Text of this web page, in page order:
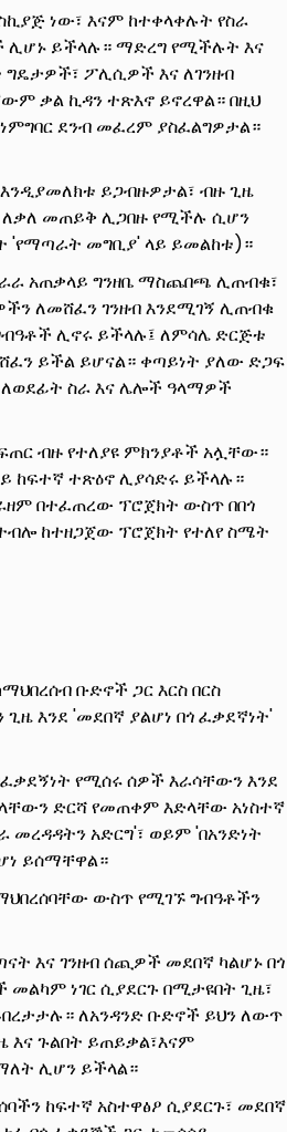
ነው፣ እናም ከተቀላቀሉት የስራ
ሊሆኑ ይችላሉ። ማድረግ የሚችሉት እና
ፖሊሲዎች እና ለገንዘብ
ቃል ኪዳን ተጽእኖ ይኖረዋል። በዚህ
ደንብ መፈረም ያስፈልግዎታል።
ይጋብዙዎታል፣ ብዙ ጊዜ
መጠይቅ ሊጋበዙ የሚችሉ ሲሆን
'የማጣራት መግቢያ' ላይ ይመልከቱ)።
አጠቃላይ ግንዘቤ ማስጨበጫ ሊጠብቁ፣
ለመሸፈን ገንዘብ እንደሚገኝ ሊጠብቁ
ሊኖሩ ይችላሉ፤ ለምሳሌ ድርጅቱ
ይችል ይሆናል። ቀጣይነት ያለው ድጋፍ
ለወደፊት ስራ እና ሌሎች ዓላማዎች
ብዙ የተለያዩ ምክንያቶች አሏቸው።
ከፍተኛ ተጽዕኖ ሊያሳድሩ ይችላሉ።
በተፈጠረው ፕሮጀክት ውስጥ በበጎ
ከተዘጋጀው ፕሮጀክት የተለየ ስሜት
ቡድኖች ጋር እርስ በርስ
እንደ 'መደበኛ ያልሆነ በጎ ፈቃደኛነት'
የሚሰሩ ሰዎች እራሳቸውን እንደ
ድርሻ የመጠቀም እድላቸው አነስተኛ
አድርግ'፣ ወይም 'በአንድነት
ይሰማቸዋል።
ውስጥ የሚገኙ ግብዓቶችን
እና ገንዘብ ሰጪዎች መደበኛ ካልሆኑ በጎ
ነገር ሲያደርጉ በሚታዩበት ጊዜ፣
ለአንዳንድ ቡድኖች ይህን ለውጥ
እና ጉልበት ይጠይቃል፣እናም
ሊሆን ይችላል።
ከፍተኛ አስተዋፅዖ ሲያደርጉ፣ መደበኛ